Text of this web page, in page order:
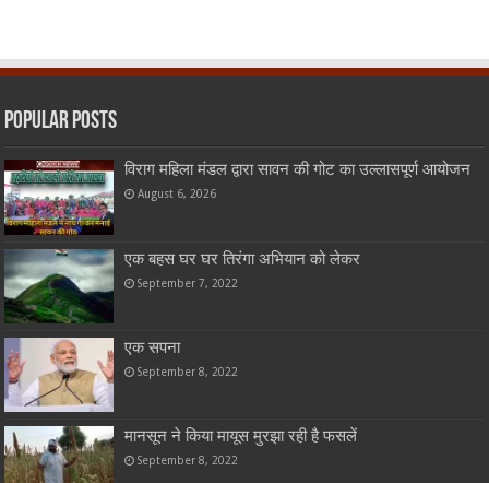
Popular Posts
विराग महिला मंडल द्वारा सावन की गोट का उल्लासपूर्ण आयोजन
August 6, 2026
एक बहस घर घर तिरंगा अभियान को लेकर
September 7, 2022
एक सपना
September 8, 2022
मानसून ने किया मायूस मुरझा रही है फसलें
September 8, 2022